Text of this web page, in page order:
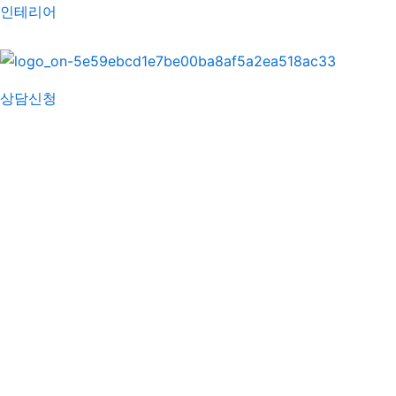
콘
츠
건
인테리어
상담신청
트